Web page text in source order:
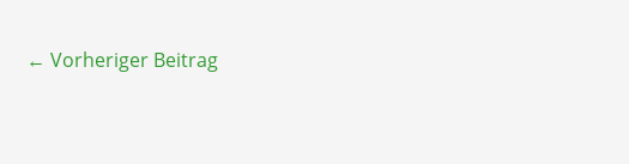
← Vorheriger Beitrag